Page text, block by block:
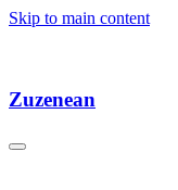
Skip to main content
Zuzenean